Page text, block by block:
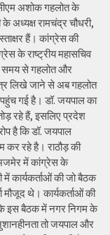
अशोक गहलोत के
अध्यक्ष रामचंद्र चौधरी,
हैं। कांग्रेस की
के राष्ट्रीय महासचिव
समय से गहलोत और
लिखे जाने से अब गहलोत
गई है। डॉ. जयपाल का
रहे हैं, इसलिए प्रदेश
है कि डॉ. जयपाल
कर रहे है। राठौड़ की
अजमेर में कांग्रेस के
में कार्यकर्ताओं की जो बैठक
मौजूद थे। कार्यकर्ताओं की
इस बैठक में नगर निगम के
तो जयपाल और